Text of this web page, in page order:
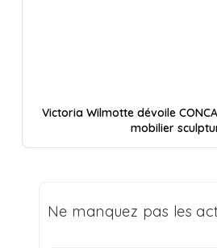
Victoria Wilmotte dévoile
mobilier
Ne manquez pas les